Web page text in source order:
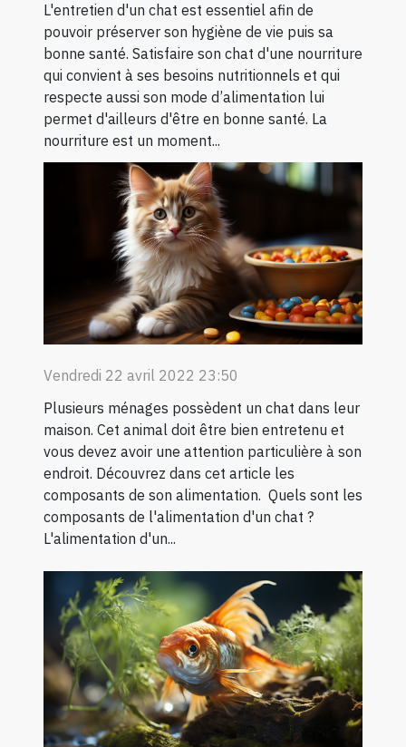
L'entretien d'un chat est essentiel afin de
pouvoir préserver son hygiène de vie puis sa
bonne santé. Satisfaire son chat d'une nourriture
qui convient à ses besoins nutritionnels et qui
respecte aussi son mode d’alimentation lui
permet d'ailleurs d'être en bonne santé. La
nourriture est un moment...
Vendredi 22 avril 2022 23:50
Plusieurs ménages possèdent un chat dans leur
maison. Cet animal doit être bien entretenu et
vous devez avoir une attention particulière à son
endroit. Découvrez dans cet article les
composants de son alimentation. Quels sont les
composants de l'alimentation d'un chat ?
L'alimentation d'un...